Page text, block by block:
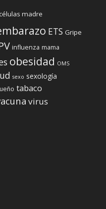
madre
ETS Gripe
influenza mama
obesidad OMS
sexo sexología
tabaco
virus